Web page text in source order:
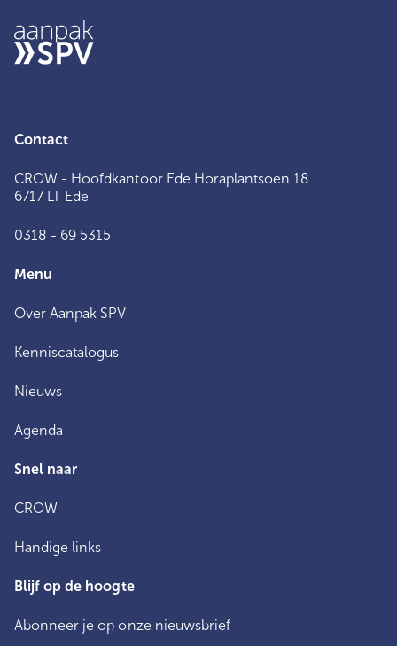
Contact
CROW - Hoofdkantoor Ede Horaplantsoen 18
6717 LT Ede
0318 - 69 5315
Menu
Over Aanpak SPV
Kenniscatalogus
Nieuws
Agenda
Snel naar
CROW
Handige links
Blijf op de hoogte
Abonneer je op onze nieuwsbrief